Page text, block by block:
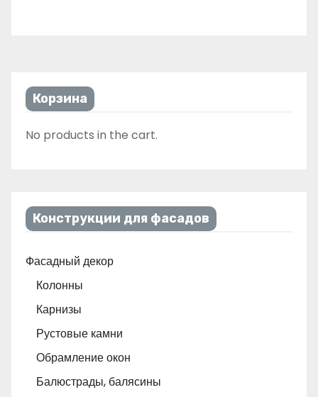
Корзина
No products in the cart.
Конструкции для фасадов
Фасадный декор
Колонны
Карнизы
Рустовые камни
Обрамление окон
Балюстрады, балясины